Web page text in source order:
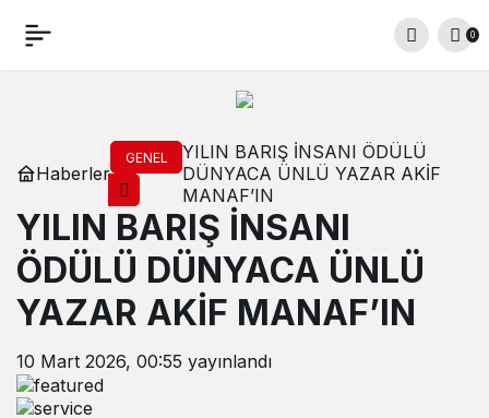
0
Haberler
GENEL
YILIN BARIŞ İNSANI ÖDÜLÜ
DÜNYACA ÜNLÜ YAZAR AKİF
MANAF’IN
YILIN BARIŞ İNSANI
ÖDÜLÜ DÜNYACA ÜNLÜ
YAZAR AKİF MANAF’IN
10 Mart 2026, 00:55 yayınlandı